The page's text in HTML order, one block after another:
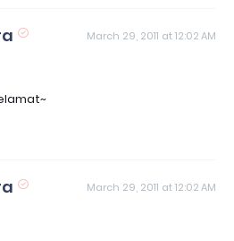
March 29, 2011 at 12:02 AM
March 29, 2011 at 12:02 AM